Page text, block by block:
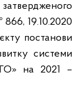
19.10.2020
постанови
системи
на 2021 –